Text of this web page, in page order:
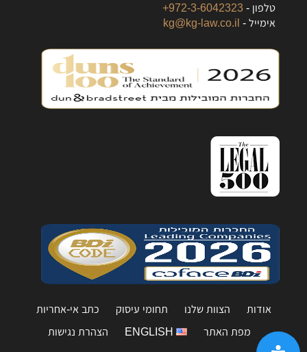
טלפון -972-3-6042323+
אימייל - kg@kg-law.co.il
אודות הצוות שלנו תחומי עיסוק
כתב אי-אחריות
מפת האתר
ENGLISH הצהרת נגישות